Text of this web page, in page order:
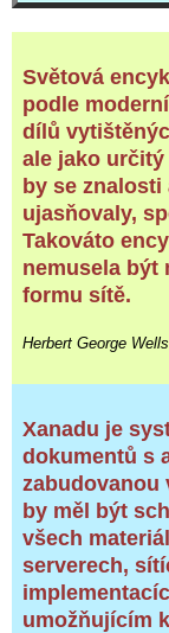
Světová
podle
dílů
ale jako
by se
ujasňovaly,
Takováto
nemusela být
formu sítě.
Herbert George
Xanadu je
dokumentů s
zabudovanou
by měl být
všech
serverech,
umožňujícím